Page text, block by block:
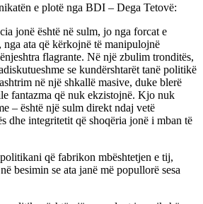
e plotë nga BDI – Dega Tetovë:
jonë është në sulm, jo nga forcat e
nga ata që kërkojnë të manipulojnë
flagrante. Në një zbulim tronditës,
se kundërshtarët tanë politikë
në një shkallë masive, duke blerë
fantazma që nuk ekzistojnë. Kjo nuk
– është një sulm direkt ndaj vetë
dhe integritetit që shoqëria jonë i mban të
që fabrikon mbështetjen e tij,
besimin se ata janë më popullorë sesa